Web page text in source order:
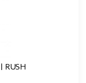
RUSH | ראש ספריי גוף | 250 מ"ל